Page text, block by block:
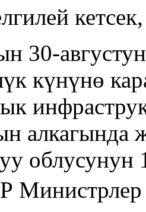
30-
күнүнө
алкагында